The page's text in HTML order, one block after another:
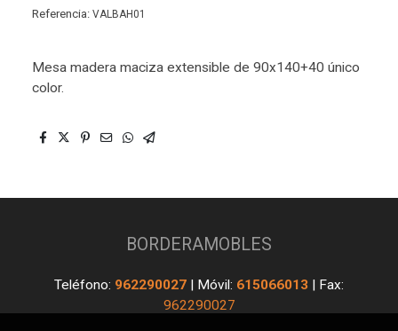
Referencia: VALBAH01
Mesa madera maciza extensible de 90x140+40 único
color.
BORDERAMOBLES
Teléfono: 962290027 | Móvil: 615066013 | Fax:
962290027